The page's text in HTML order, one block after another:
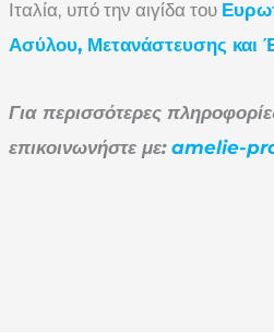
Ιταλία, υπό την αιγίδα του
Ασύλου, Μετανάστευσης και
Για περισσότερες
επικοινωνήστε με: amelie-